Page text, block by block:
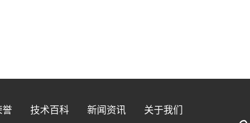
誉 技术百科 新闻资讯 关于我们